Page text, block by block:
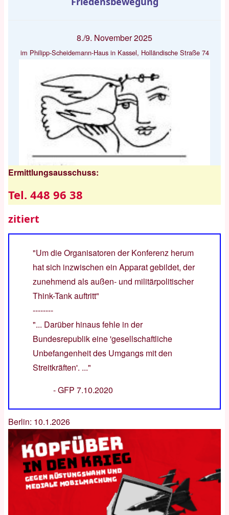
8./9. November 2025
im Philipp-Scheidemann-Haus in Kassel, Holländische Straße 74
Ermittlungsausschuss:
Tel. 448 96 38
zitiert
"Um die Organisatoren der Konferenz herum
hat sich inzwischen ein Apparat gebildet, der
zunehmend als außen- und militärpolitischer
Think-Tank auftritt"
--------
"... Darüber hinaus fehle in der
Bundesrepublik eine 'gesellschaftliche
Unbefangenheit des Umgangs mit den
Streitkräften'. ..."
-GFP 7.10.2020
Berlin: 10.1.2026